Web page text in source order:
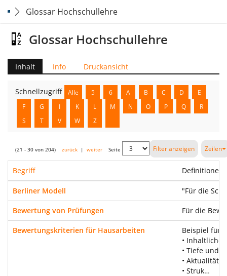
Glossar Hochschullehre
Glossar Hochschullehre
Inhalt Info Druckansicht
Schnellzugriff Alle 5 6 A B C D
E
F
G I K L M N O P Q
R
S
T V W Z
(21 - 30 von 204) zurück | weiter Seite Filter anzeigen Zeilen
Begriff Definitionen
Berliner Modell "Für die
Bewertung von Prüfungen Für die
Bewertungskriterien für Hausarbeiten
Beispiel für
• Inhaltliche
• Tiefe und
• Aktualität
• Struk…